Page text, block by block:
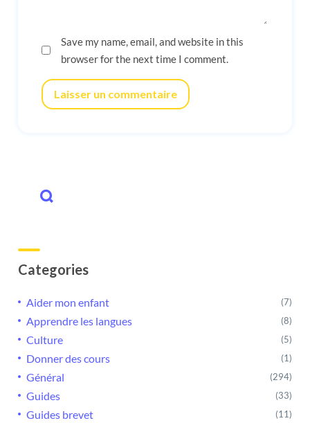
Save my name, email, and website in this
browser for the next time I comment.
Laisser un commentaire
Categories
Aider mon enfant (7)
Apprendre les langues (8)
Culture (5)
Donner des cours (1)
Général (294)
Guides (33)
Guides brevet (11)